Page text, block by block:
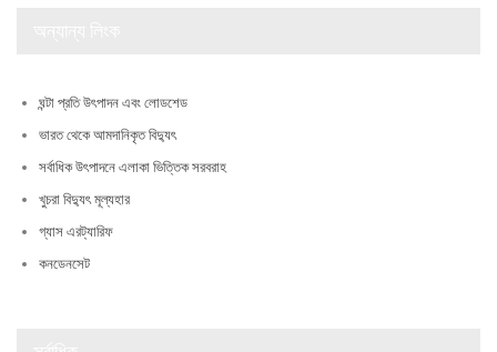
ঘন্টা প্রতি উৎপাদন এবং লোডশেড
ভারত থেকে আমদানিকৃত বিদ্যুৎ
সর্বাধিক উৎপাদনে এলাকা ভিত্তিক সরবরাহ
খুচরা বিদ্যুৎ মূল্যহার
গ্যাস এরট্যারিফ
কনডেনসেট